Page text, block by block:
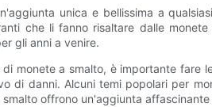
unica e bellissima a
che li fanno risaltare dalle
gli anni a venire.
di monete a smalto, è importante
di danni. Alcuni temi popolari per
offrono un'aggiunta